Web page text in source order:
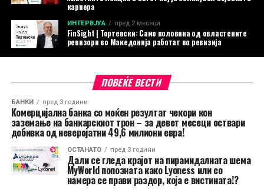
кариера
ИНТЕРВЈУА пред 2 месеци
FinSight | Тортевски: Само половина од овластените
ревизори во Македонија работат во ревизија
ПОВЕЌЕ ВЕСТИ
БАНКИ пред 3 години
Комерцијална банка со моќен резултат чекори кон
заземање на банкарскиот трон – за девет месеци оствари
добивка од неверојатни 49,6 милиони евра!
ОСТАНАТО пред 3 години
Дали се гледа крајот на пирамидалната шема
MyWorld попозната како Lyoness или со
намера се прави раздор, која е вистината!?